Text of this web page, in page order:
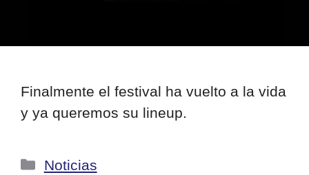
Finalmente el festival ha vuelto a la vida
y ya queremos su lineup.
Categorías
Noticias